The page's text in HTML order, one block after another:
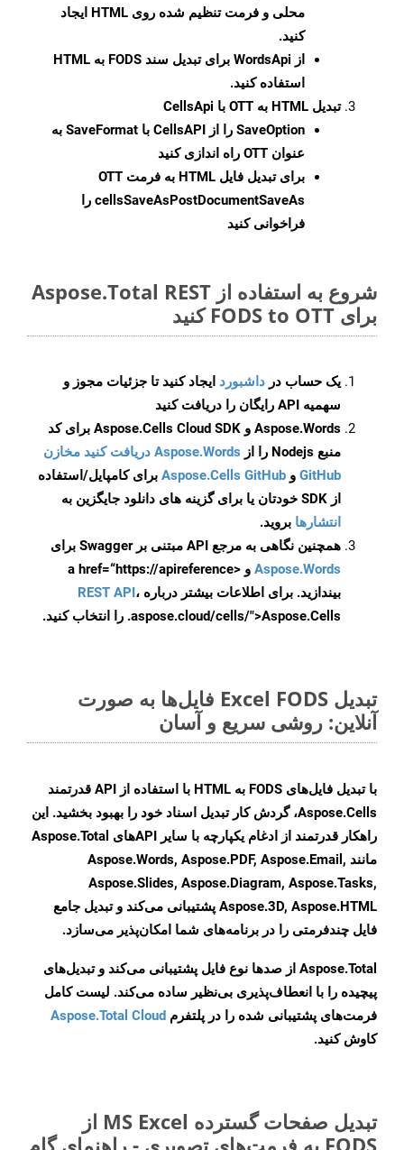
محلی و فرمت تنظیم شده روی HTML ایجاد
کنید.
از WordsApi برای تبدیل سند FODS به HTML
استفاده کنید.
تبدیل HTML به OTT با CellsApi
SaveOption
را از CellsAPI با SaveFormat به
عنوان OTT راه اندازی کنید
برای تبدیل فایل HTML به فرمت
OTT
cellsSaveAsPostDocumentSaveAs را
فراخوانی کنید
شروع به استفاده از Aspose.Total REST
برای FODS to OTT کنید
یک حساب در داشبورد ایجاد کنید تا جزئیات مجوز و
سهمیه API رایگان را دریافت کنید
Aspose.Words و Aspose.Cells Cloud SDK برای کد
منبع Nodejs را از
Aspose.Words دریافت کنید مخازن
GitHub و Aspose.Cells GitHub برای کامپایل/استفاده
از SDK خودتان یا برای گزینه های دانلود جایگزین به
انتشارها بروید.
همچنین نگاهی به مرجع API مبتنی بر Swagger برای
Aspose.Words
و <a href=“https://apireference
بیندازید. برای اطلاعات بیشتر درباره REST API،
.aspose.cloud/cells/">Aspose.Cells را انتخاب کنید.
تبدیل Excel FODS فایل‌ها به صورت
آنلاین: روشی سریع و آسان
با تبدیل فایل‌های FODS به HTML با استفاده از API قدرتمند
Aspose.Cells، گردش کار تبدیل اسناد خود را بهبود بخشید. این
راهکار قدرتمند از ادغام یکپارچه با سایر APIهای Aspose.Total
مانند Aspose.Words, Aspose.PDF, Aspose.Email,
Aspose.Slides, Aspose.Diagram, Aspose.Tasks,
Aspose.3D, Aspose.HTML پشتیبانی می‌کند و تبدیل جامع
فایل چندفرمتی را در برنامه‌های شما امکان‌پذیر می‌سازد.
Aspose.Total از صدها نوع فایل پشتیبانی می‌کند و تبدیل‌های
پیچیده را با انعطاف‌پذیری بی‌نظیر ساده می‌کند. لیست کامل
فرمت‌های پشتیبانی شده را در پلتفرم Aspose.Total Cloud
کاوش کنید.
تبدیل صفحات گسترده MS Excel از